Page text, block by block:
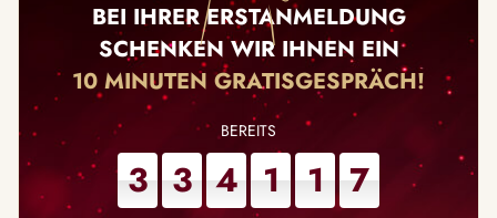
BEI IHRER ERSTANMELDUNG
SCHENKEN WIR IHNEN EIN
10 MINUTEN GRATISGESPRÄCH!
3 3 4 1 1 7